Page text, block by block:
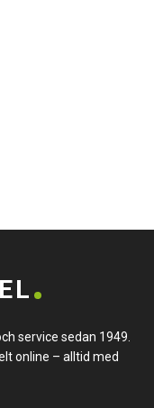
service sedan 1949.
online – alltid med